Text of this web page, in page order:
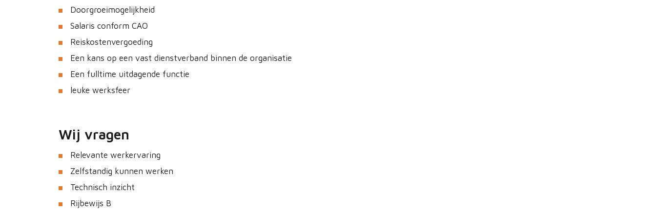
Doorgroeimogelijkheid
Salaris conform CAO
Reiskostenvergoeding
Een kans op een vast dienstverband binnen de organisatie
Een fulltime uitdagende functie
leuke werksfeer
Wij vragen
Relevante werkervaring
Zelfstandig kunnen werken
Technisch inzicht
Rijbewijs B